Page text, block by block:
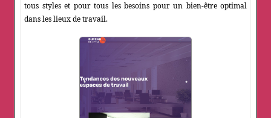
tous styles et pour tous les besoins pour un bien-être optimal
dans les lieux de travail.